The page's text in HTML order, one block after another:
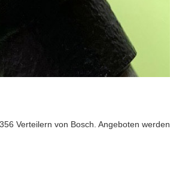
Verteilern von Bosch. Angeboten werden